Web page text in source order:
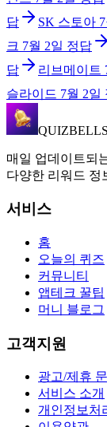
답
SK 스토아
크 7월 2일 정답
답
리브메이트
슬라이드 7월 2일
QUIZBELLS
매일 업데이트되
다양한 리워드 정
서비스
홈
오늘의 퀴즈
커뮤니티
앱테크 꿀팁
머니 블로그
고객지원
광고/제휴
서비스 소개
개인정보처